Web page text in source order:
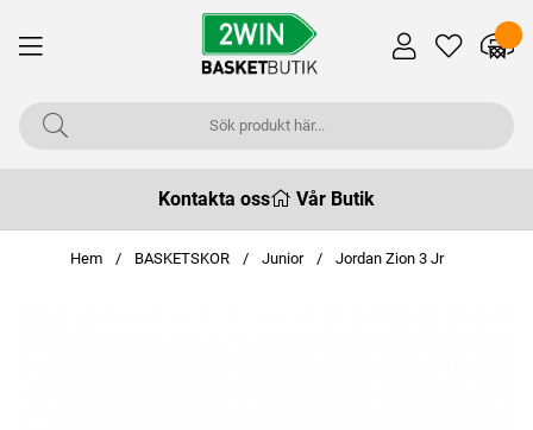
Kontakta oss Vår Butik
Hem BASKETSKOR Junior Jordan Zion 3 Jr